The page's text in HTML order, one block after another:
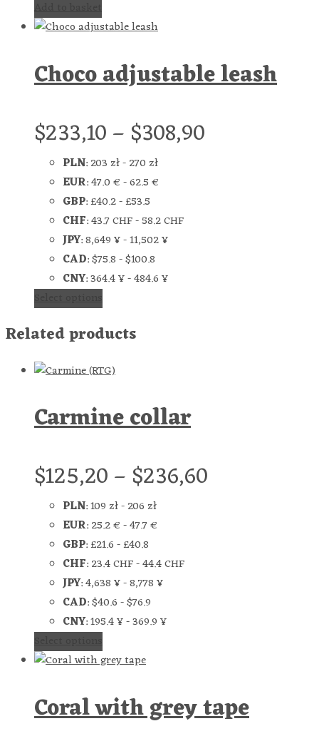
Choco adjustable leash
$233,10–$308,90
PLN:203 zł-270 zł
EUR:47.0 €-62.5 €
GBP:£40.2-£53.5
CHF:43.7 CHF-58.2 CHF
JPY:8,649 ¥-11,502 ¥
CAD:$75.8-$100.8
CNY:364.4 ¥-484.6 ¥
Related products
Carmine collar
$125,20–$236,60
PLN:109 zł-206 zł
EUR:25.2 €-47.7 €
GBP:£21.6-£40.8
CHF:23.4 CHF-44.4 CHF
JPY:4,638 ¥-8,778 ¥
CAD:$40.6-$76.9
CNY:195.4 ¥-369.9 ¥
Coral with grey tape